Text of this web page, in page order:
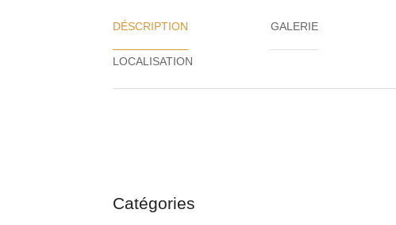
DÉSCRIPTION GALERIE
Catégories